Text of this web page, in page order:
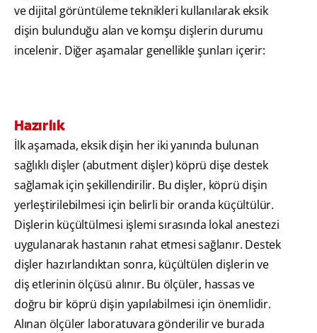
ve dijital görüntüleme teknikleri kullanılarak eksik
dişin bulunduğu alan ve komşu dişlerin durumu
incelenir. Diğer aşamalar genellikle şunları içerir:
Hazırlık
İlk aşamada, eksik dişin her iki yanında bulunan
sağlıklı dişler (abutment dişler) köprü dişe destek
sağlamak için şekillendirilir. Bu dişler, köprü dişin
yerleştirilebilmesi için belirli bir oranda küçültülür.
Dişlerin küçültülmesi işlemi sırasında lokal anestezi
uygulanarak hastanın rahat etmesi sağlanır. Destek
dişler hazırlandıktan sonra, küçültülen dişlerin ve
diş etlerinin ölçüsü alınır. Bu ölçüler, hassas ve
doğru bir köprü dişin yapılabilmesi için önemlidir.
Alınan ölçüler laboratuvara gönderilir ve burada